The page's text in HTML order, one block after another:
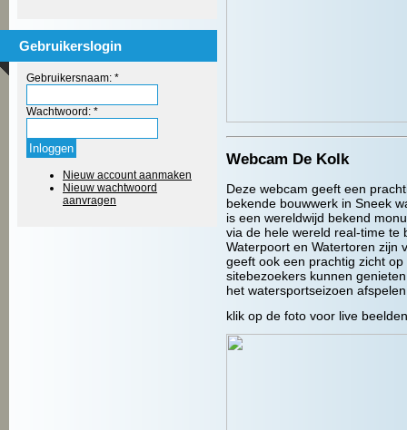
Gebruikerslogin
Gebruikersnaam: *
Wachtwoord: *
Nieuw account aanmaken
Nieuw wachtwoord
aanvragen
Webcam De Kolk
Deze webcam geeft een
bekende bouwwerk in Sneek
is een wereldwijd bekend
via de hele wereld real-time te
Waterpoort en Watertoren zijn
geeft ook een prachtig zicht
sitebezoekers kunnen
het watersportseizoen
klik op de foto voor live